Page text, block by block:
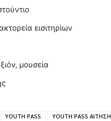
εισιτηρίων
μουσεία
YOUTH PASS YOUTH PASS ΑΙΤΗΣΗ